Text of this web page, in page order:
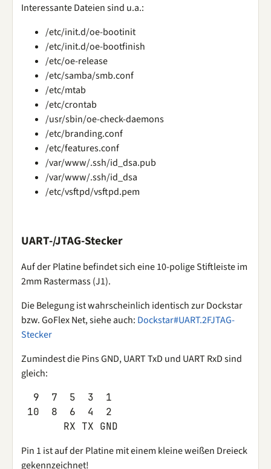
Interessante Dateien sind u.a.:
/etc/init.d/oe-bootinit
/etc/init.d/oe-bootfinish
/etc/oe-release
/etc/samba/smb.conf
/etc/mtab
/etc/crontab
/usr/sbin/oe-check-daemons
/etc/branding.conf
/etc/features.conf
/var/www/.ssh/id_dsa.pub
/var/www/.ssh/id_dsa
/etc/vsftpd/vsftpd.pem
UART-/JTAG-Stecker
Auf der Platine befindet sich eine 10-polige Stiftleiste im
2mm Rastermass (J1).
Die Belegung ist wahrscheinlich identisch zur Dockstar
bzw. GoFlex Net, siehe auch: Dockstar#UART.2FJTAG-
Stecker
Zumindest die Pins GND, UART TxD und UART RxD sind
gleich:
  9  7  5  3  1
10  8  6  4  2
Pin 1 ist auf der Platine mit einem kleine weißen Dreieck
gekennzeichnet!